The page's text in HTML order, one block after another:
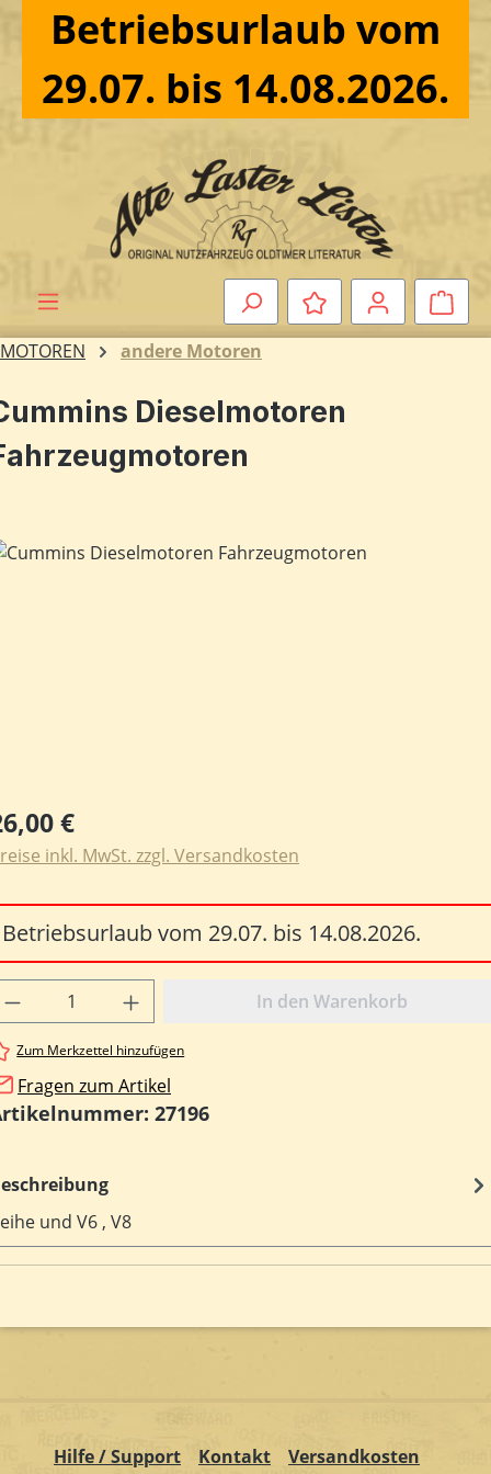
Zum Hauptinhalt springen
Betriebsurlaub vom
29.07. bis 14.08.2026.
MOTOREN andere Motoren
Dieselmotoren
überspringen
Preis:
€
inkl. MwSt. zzgl. Versandkosten
Betriebsurlaub vom 29.07. bis 14.08.2026.
Anzahl: Gib den gewünschten
In den Warenkorb
Zum Merkzettel hinzufügen
Fragen zum Artikel
27196
und V6 , V8
Hilfe / Support Kontakt Versandkosten